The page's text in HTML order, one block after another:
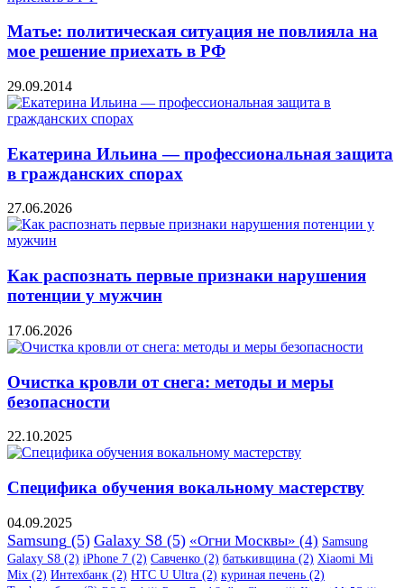
Матье: политическая ситуация не повлияла на
мое решение приехать в РФ
29.09.2014
Екатерина Ильина — профессиональная защита
в гражданских спорах
27.06.2026
Как распознать первые признаки нарушения
потенции у мужчин
17.06.2026
Очистка кровли от снега: методы и меры
безопасности
22.10.2025
Специфика обучения вокальному мастерству
04.09.2025
Samsung (5) Galaxy S8 (5) «Огни Москвы» (4) Samsung
Galaxy S8 (2) iPhone 7 (2) Савченко (2) батькивщина (2) Xiaomi Mi
Mix (2) Интехбанк (2) HTC U Ultra (2) куриная печень (2)